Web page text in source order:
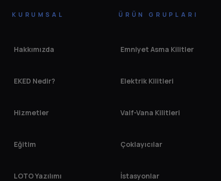
KURUMSAL
Hakkımızda
EKED Nedir?
Hizmetler
Eğitim
LOTO Yazılımı
ÜRÜN GRUPLARI
Emniyet Asma Kilitler
Elektrik Kilitleri
Valf-Vana Kilitleri
Çoklayıcılar
İstasyonlar